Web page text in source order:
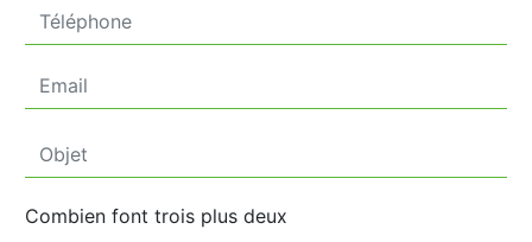
Combien font trois plus deux